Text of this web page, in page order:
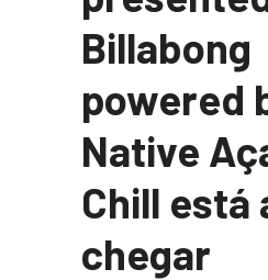
Billabong
powered
Native
Chill está
chegar